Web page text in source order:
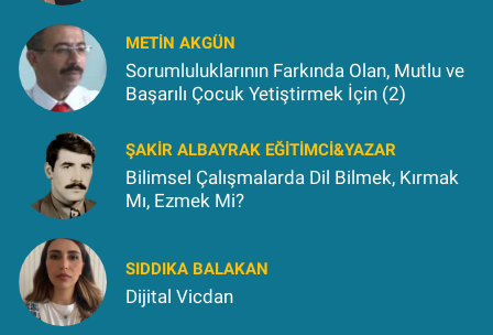
METIN AKGÜN
Sorumluluklarının Farkında Olan, Mutlu ve
Başarılı Çocuk Yetiştirmek İçin (2)
ŞAKIR ALBAYRAK EĞITIMCI&YAZAR
Bilimsel Çalışmalarda Dil Bilmek, Kırmak
Mı, Ezmek Mi?
SIDDIKA BALAKAN
Dijital Vicdan